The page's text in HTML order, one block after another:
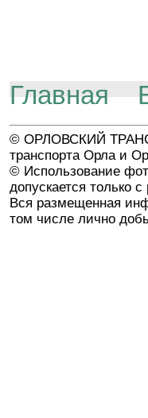
Главная
© ОРЛОВСКИЙ
транспорта Орла и
© Использование
допускается только
Вся размещенная
том числе лично